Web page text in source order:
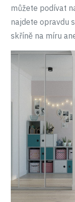
můžete podívat
najdete opravdu
skříně na míru